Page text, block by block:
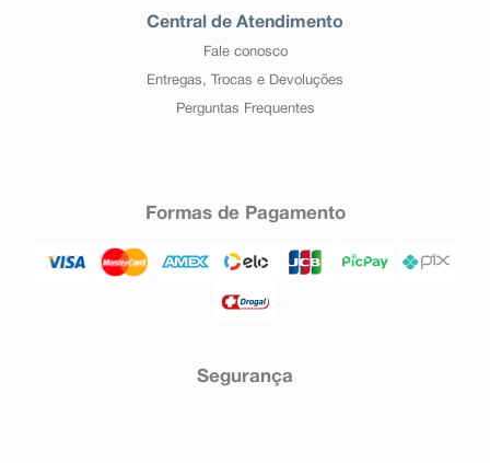
Central de Atendimento
Fale conosco
Entregas, Trocas e Devoluções
Perguntas Frequentes
Formas de Pagamento
Segurança